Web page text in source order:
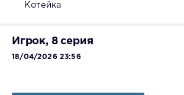
Котейка
Игрок, 8 серия
18/04/2026 23:56